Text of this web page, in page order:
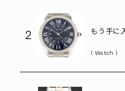
2
もう手に
Watch